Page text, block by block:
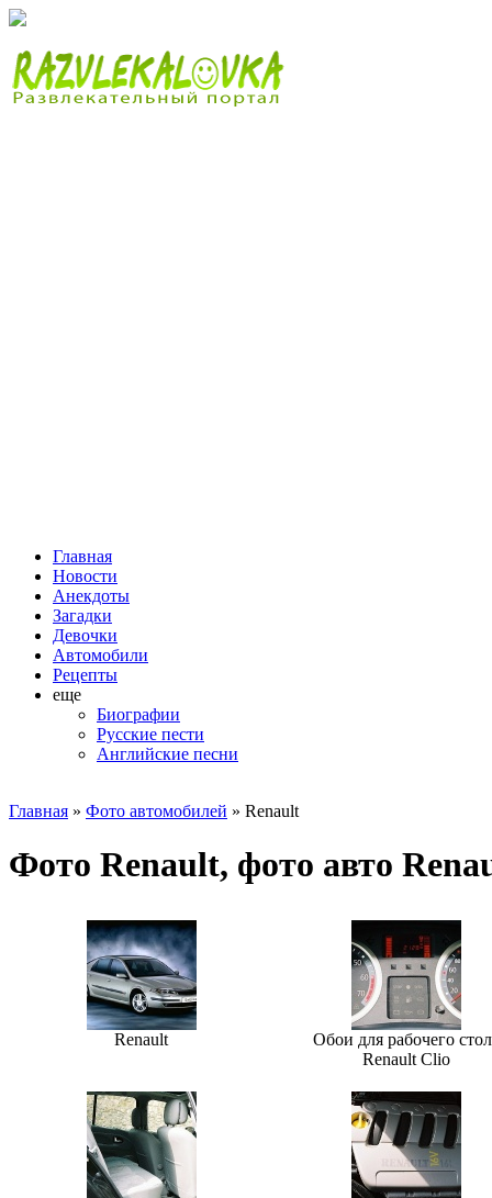
Главная
Новости
Анекдоты
Загадки
Девочки
Автомобили
Рецепты
еще
Биографии
Русские пести
Английские песни
Главная » Фото автомобилей » Renault
Фото Renault, фото авто
Renault
Обои для рабочего
Renault Clio